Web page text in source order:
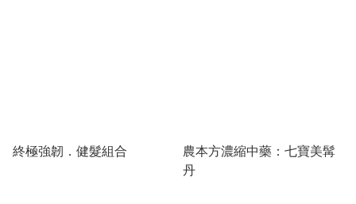
終極強韌．健髮組合
農本方濃縮中藥：七寶美髯
丹